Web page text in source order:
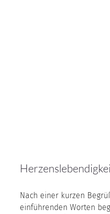
Nach einer kurzen
einführenden Worten